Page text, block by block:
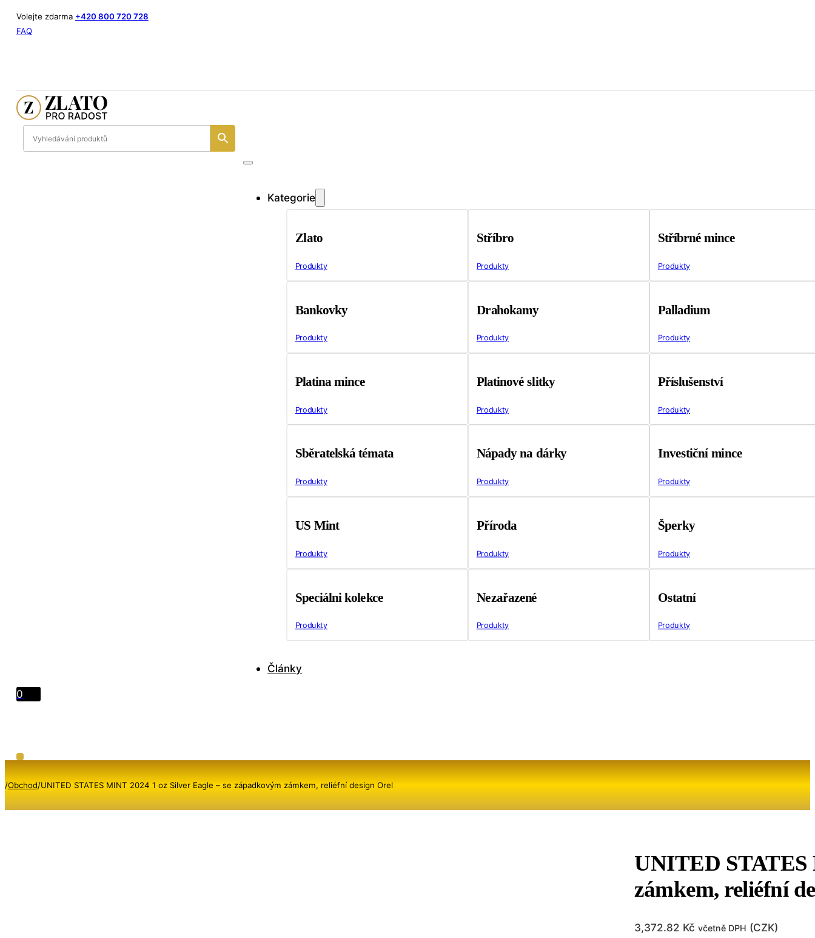
Volejte zdarma +420 800 720 728
FAQ
Kategorie
Zlato
Produkty
Stříbro
Produkty
Stříbrné mince
Produkty
Bankovky
Produkty
Drahokamy
Produkty
Palladium
Produkty
Platina mince
Produkty
Platinové slitky
Produkty
Příslušenství
Produkty
Sběratelská témata
Produkty
Nápady na dárky
Produkty
Investiční mince
Produkty
US Mint
Produkty
Příroda
Produkty
Šperky
Produkty
Speciálni kolekce
Produkty
Nezařazené
Produkty
Ostatní
Produkty
Články
0
/Obchod/UNITED STATES MINT 2024 1 oz Silver Eagle – se západkovým zámkem, reliéfní design Orel
UNITED STATES
zámkem, reliéfní
3,372.82 Kč včetně DPH (CZK)